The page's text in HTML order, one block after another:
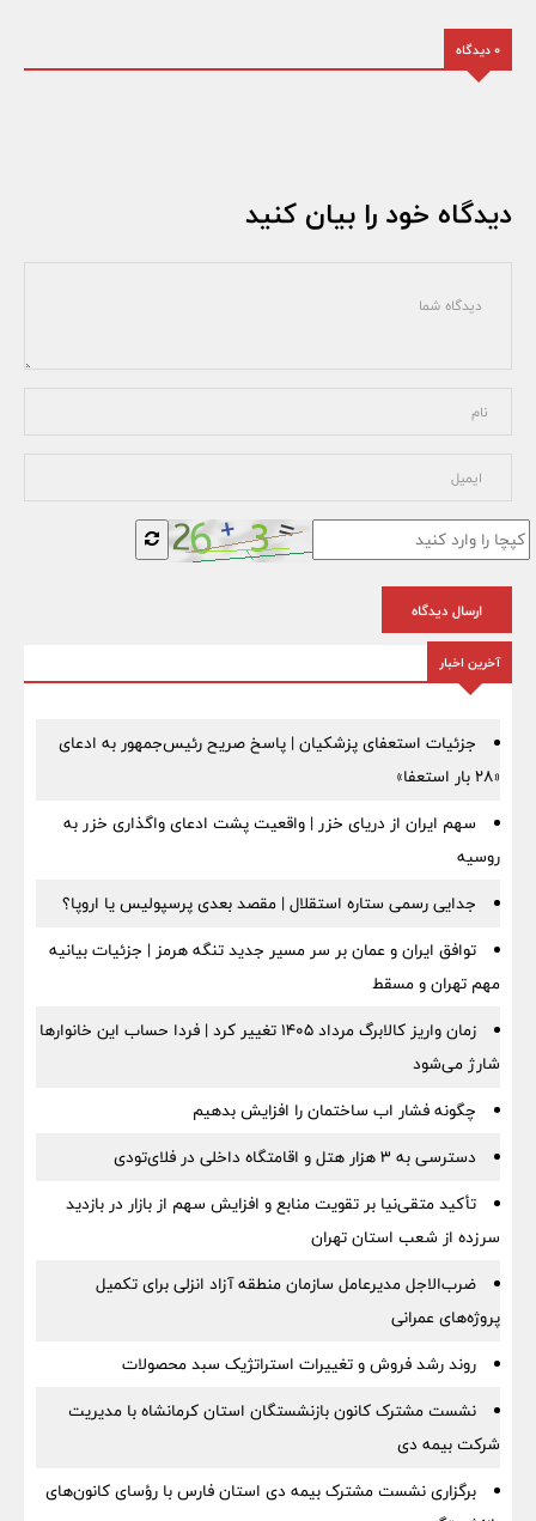
0 دیدگاه
دیدگاه خود را بیان کنید
ارسال دیدگاه
آخرین اخبار
جزئیات استعفای پزشکیان | پاسخ صریح رئیس‌جمهور به ادعای
«۲۸ بار استعفا»
سهم ایران از دریای خزر | واقعیت پشت ادعای واگذاری خزر به
روسیه
جدایی رسمی ستاره استقلال | مقصد بعدی پرسپولیس یا اروپا؟
توافق ایران و عمان بر سر مسیر جدید تنگه هرمز | جزئیات بیانیه
مهم تهران و مسقط
زمان واریز کالابرگ مرداد ۱۴۰۵ تغییر کرد | فردا حساب این خانوارها
شارژ می‌شود
چگونه فشار اب ساختمان را افزایش بدهیم
دسترسی به ۳ هزار هتل و اقامتگاه داخلی در فلای‌تودی
تأکید متقی‌نیا بر تقویت منابع و افزایش سهم از بازار در بازدید
سرزده از شعب استان تهران
ضرب‌الاجل مدیرعامل سازمان منطقه آزاد انزلی برای تكمیل
پروژه‌های عمرانی
روند رشد فروش و تغییرات استراتژیک سبد محصولات
نشست مشترک کانون بازنشستگان استان کرمانشاه با مدیریت
شرکت بیمه دی
برگزاری نشست مشترک بیمه دی استان فارس با رؤسای کانون‌های